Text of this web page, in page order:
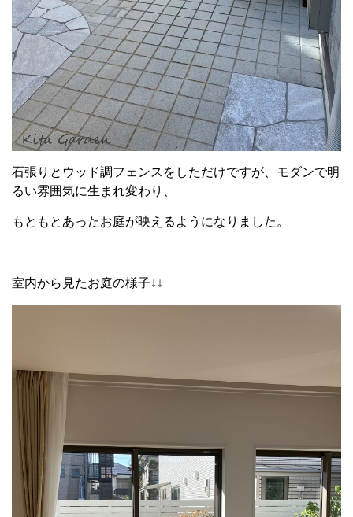
石張りとウッド調フェンスをしただけですが、モダンで明
るい雰囲気に生まれ変わり、
もともとあったお庭が映えるようになりました。
室内から見たお庭の様子↓↓